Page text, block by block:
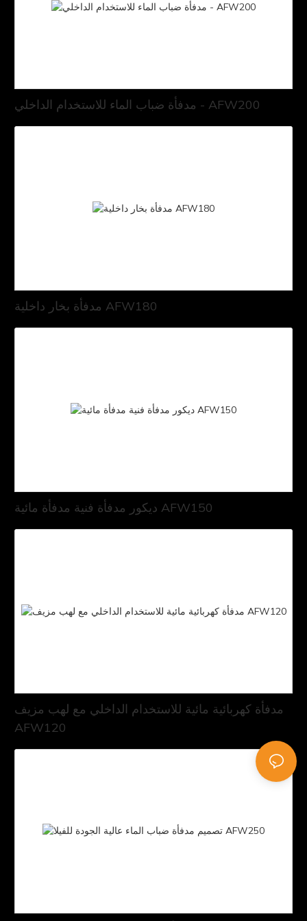
مدفأة ضباب الماء للاستخدام الداخلي - AFW200
مدفأة بخار داخلية AFW180
ديكور مدفأة فنية مدفأة مائية AFW150
مدفأة كهربائية مائية للاستخدام الداخلي مع لهب مزيف
AFW120